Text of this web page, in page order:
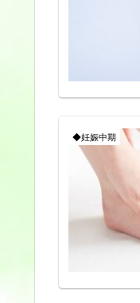
◆妊娠中期